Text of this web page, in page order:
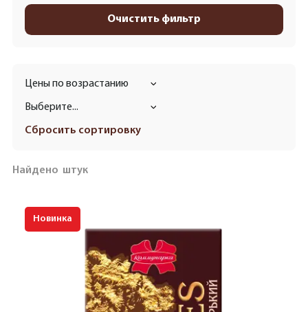
Очистить фильтр
Цены по возрастанию
Выберите...
Сбросить сортировку
Найдено штук
Новинка